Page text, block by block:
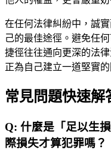
在任何法律糾紛中，誠
己的最佳途徑。避免任
捷徑往往通向更深的法
正為自己建立一道堅實的
常見問題快速解
Q: 什麼是「足以生
際損失才算犯罪嗎？